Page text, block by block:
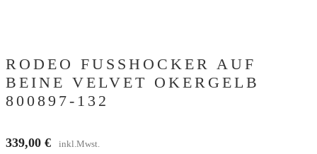
RODEO FUSSHOCKER AUF
BEINE VELVET OKERGELB
800897-132
339,00 € inkl.Mwst.